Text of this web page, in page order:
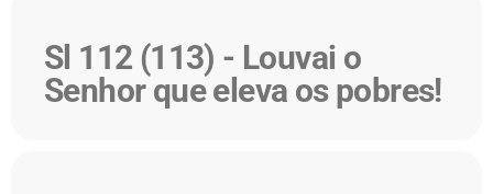
Sl 112 (113) - Louvai o
Senhor que eleva os pobres!